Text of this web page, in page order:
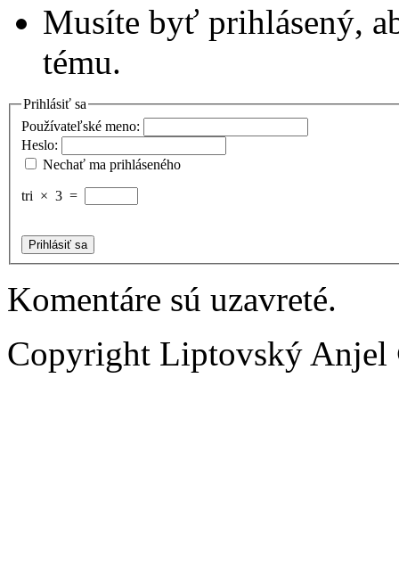
Musíte byť prihlásený,
tému.
Prihlásiť sa
Používateľské meno:
Heslo:
Nechať ma prihláseného
tri × 3 =
Prihlásiť sa
Komentáre sú uzavreté.
Copyright Liptovský Anjel